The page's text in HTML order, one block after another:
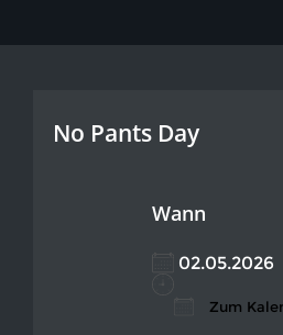
No Pants Day
Wann
02.05.2026
Zum